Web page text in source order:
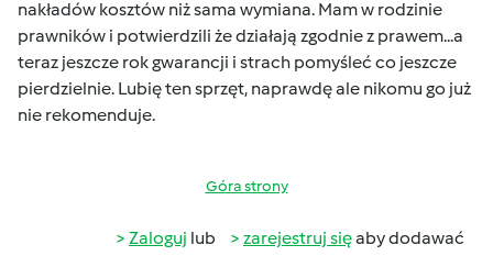
nakładów kosztów niż sama wymiana. Mam w rodzinie
prawników i potwierdzili że działają zgodnie z prawem...a
teraz jeszcze rok gwarancji i strach pomyśleć co jeszcze
pierdzielnie. Lubię ten sprzęt, naprawdę ale nikomu go już
nie rekomenduje.
Góra strony
Zaloguj lub zarejestruj sięaby dodawać